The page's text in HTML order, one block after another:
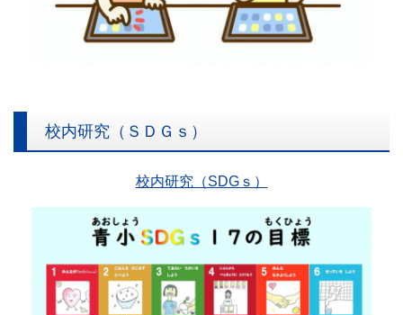
校内研究（ＳＤＧｓ）
校内研究（SDGｓ）